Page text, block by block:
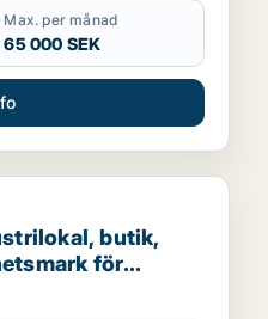
Max. per månad
65 000 SEK
butik, showroom
butik,
för